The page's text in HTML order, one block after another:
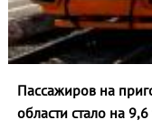
Пассажиров на
области стало на